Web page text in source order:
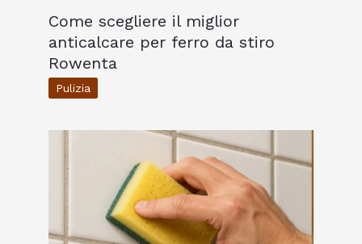
Come scegliere il miglior
anticalcare per ferro da stiro
Rowenta
Pulizia